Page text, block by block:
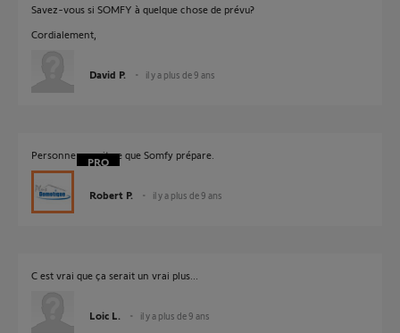
Savez-vous si SOMFY à quelque chose de prévu?
Cordialement,
David P. il y a plus de 9 ans
Personne ne sait ce que Somfy prépare.
Robert P. il y a plus de 9 ans
C est vrai que ça serait un vrai plus...
Loic L. il y a plus de 9 ans